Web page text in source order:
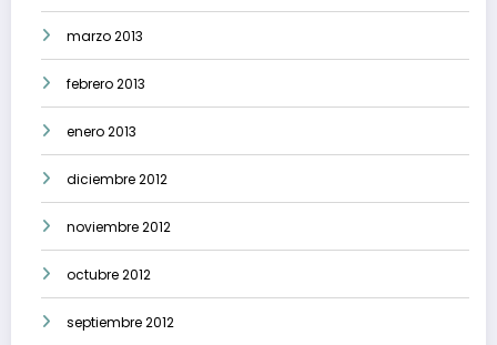
marzo 2013
febrero 2013
enero 2013
diciembre 2012
noviembre 2012
octubre 2012
septiembre 2012